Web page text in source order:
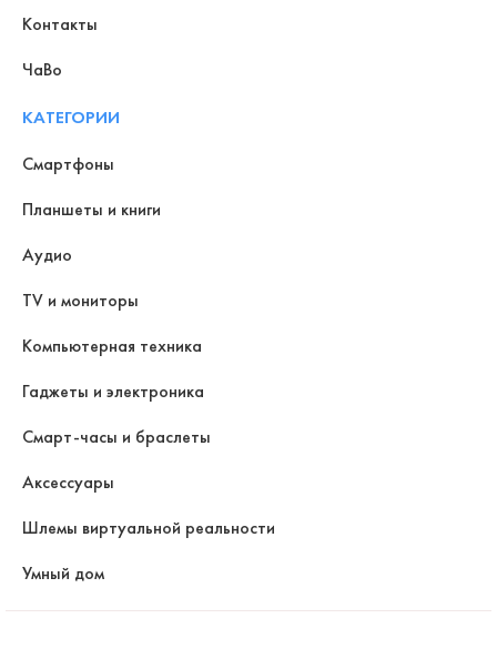
Контакты
ЧаВо
КАТЕГОРИИ
Смартфоны
Планшеты и книги
Аудио
TV и мониторы
Компьютерная техника
Гаджеты и электроника
Смарт-часы и браслеты
Аксессуары
Шлемы виртуальной реальности
Умный дом